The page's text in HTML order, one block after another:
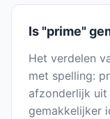
Is "prime"
Het verdelen
met spelling:
afzonderlijk
gemakkelijker